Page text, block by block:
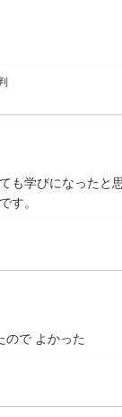
も学びになった
す。
ので よかった